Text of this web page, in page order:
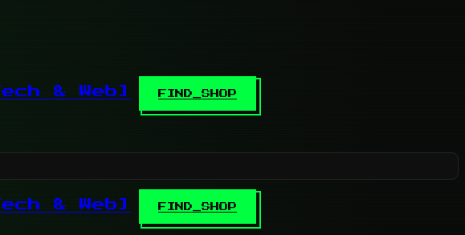
& Web] FIND_SHOP
& Web] FIND_SHOP